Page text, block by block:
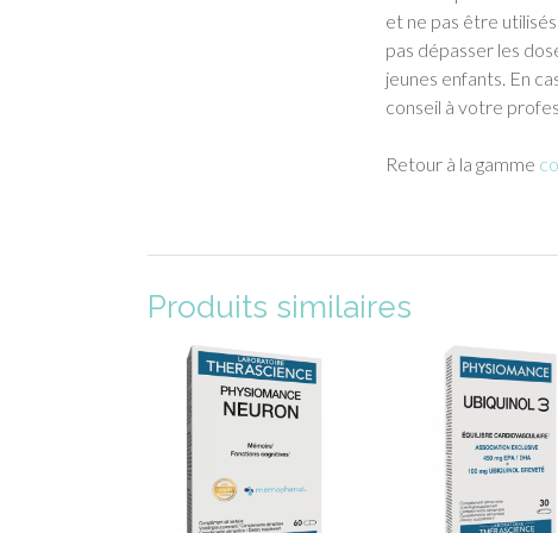
et ne pas être
pas dépasser les
jeunes enfants. En
conseil à votre
Retour à la gamme
Produits similaires